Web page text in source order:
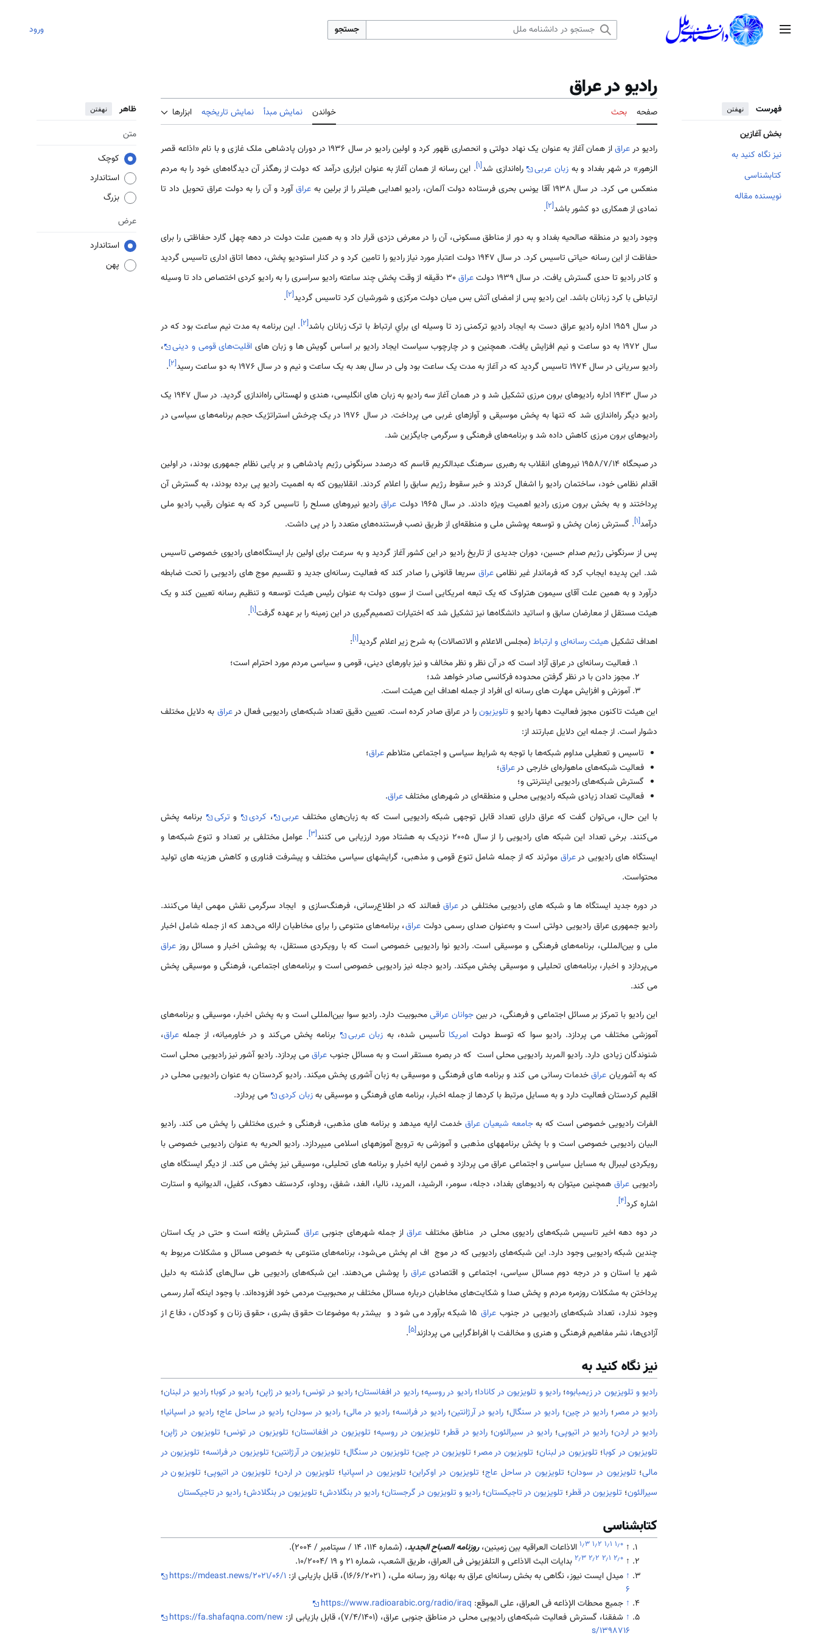
منوی اصلی جستجو ورود
فهرست نهفتن
بخش آغازین
نیز نگاه کنید به
کتابشناسی
نویسنده مقاله
رادیو در عراق
صفحه بحث خواندن نمایش مبدأ نمایش تاریخچه ابزارها ظاهر نهفتن
متن
کوچک
استاندارد
بزرگ
عرض
استاندارد
پهن
راديو درعراق
از همان آغاز به عنوان يک نهاد دولتی و انحصاری ظهور کرد و اولين راديو در سال 1936 در دوران پادشاهی ملک غازی و با نام «اذاعه قصر
الزهور» در شهر بغداد و بهزبان عربی راه‌اندازی شد[۱]. این رسانه از همان آغاز به عنوان ابزاری درآمد که دولت از رهگذر آن ديدگاه‌های خود را به مردم
منعکس می کرد. در سال 1938 آقا يونس بحری فرستاده دولت آلمان، راديو اهدايی هيلتر را از برلين به
عراقآورد و آن را به دولت عراق تحويل داد تا
نمادی از همکاری دو کشور باشد[۲]
.
وجود راديو در منطقه صالحيه بغداد و به دور از مناطق مسکونی، آن را در معرض دزدی قرار داد و به همين علت دولت در دهه چهل گارد حفاظتی را برای
حفاظت از اين رسانه حياتی تاسيس کرد. در سال 1947 دولت اعتبار مورد نياز راديو را تامين کرد و در کنار استوديو پخش، ده‌ها اتاق اداری تاسيس گرديد
و کادر راديو تا حدی گسترش يافت. در سال 1939 دولت
عراق
30 دقيقه از وقت پخش چند ساعته راديو سراسری را به راديو کردی اختصاص داد تا وسيله
ارتباطی با کرد زبانان باشد. اين راديو پس از امضای آتش بس ميان دولت مرکزی و شورشيان کرد تاسيس گرديد[۲]
.
در سال 1959 اداره راديو عراق دست به ايجاد راديو ترکمنی زد تا وسيله ای براي ارتباط با ترک زبانان باشد [۲]. اين برنامه به مدت نيم ساعت بود که در
سال 1972 به دو ساعت و نيم افزايش يافت. همچنين و در چارچوب سياست ايجاد راديو بر اساس گويش ها و زبان های
اقليت‌های قومی و دينی
،
راديو سريانی در سال 1974 تاسيس گرديد که در آغاز به مدت يک ساعت بود ولی در سال بعد به يک ساعت و نيم و در سال 1976 به دو ساعت رسيد
[۲]
.
در سال 1943 اداره راديوهای برون مرزی تشکيل شد و در همان آغاز سه راديو به زبان های انگليسی، هندی و لهستانی راه‌اندازی گرديد. در سال 1947 يک
راديو ديگر راه‌اندازی شد که تنها به پخش موسيقی و آوازهای غربی می پرداخت. در سال 1976 در يک چرخش استراتژيک حجم برنامه‌های سياسی در
راديوهای برون مرزی کاهش داده شد و برنامه‌های فرهنگی و سرگرمی جايگزين شد.
در صبحگاه 1958/7/14 نيروهای انقلاب به رهبری سرهنگ عبدالکريم قاسم که درصدد سرنگونی رژيم پادشاهی و بر پايی نظام جمهوری بودند، در اولين
اقدام نظامی خود، ساختمان راديو را اشغال کردند و خبر سقوط رژيم سابق را اعلام کردند. انقلابيون که به اهميت راديو پی برده بودند، به گسترش آن
پرداختند و به بخش برون مرزی راديو اهميت ويژه دادند. در سال 1965 دولت
عراقراديو نيروهای مسلح را تاسيس کرد که به عنوان رقيب راديو ملی
درآمد[۱]. گسترش زمان پخش و توسعه پوشش ملی و منطقه‌ای از طريق نصب فرستنده‌های متعدد را در پی داشت.
پس از سرنگونی رژيم صدام حسين، دوران جديدی از تاريخ راديو در اين کشور آغاز گرديد و به سرعت برای اولين بار ايستگاه‌های راديوی خصوصی تاسيس
شد. اين پديده ايجاب کرد که فرماندار غير نظامیعراق سريعا قانونی را صادر کند که فعاليت رسانه‌ای جديد و تقسيم موج های راديويی را تحت ضابطه
درآورد و به همين علت آقای سيمون هتراوک که يک تبعه امريکايی است از سوی دولت به عنوان رئيس هيئت توسعه و تنظيم رسانه تعيين کند و يک
هيئت مستقل از معارضان سابق و اساتيد دانشگاه‌ها نيز تشکيل شد که اختيارات تصميم‌گيری در اين زمينه را بر عهده گرفت[۱]
.
اهداف تشکيلهيئت رسانه‌ای و ارتباط (مجلس الاعلام و الاتصالات) به شرح زير اعلام گرديد[۱]
:
فعاليت رسانه‌ای در عراق آزاد است که در آن نظر و نظر مخالف و نيز باورهای دينی، قومی و سياسی مردم مورد احترام است؛
مجوز دادن با در نظر گرفتن محدوده فرکانسی صادر خواهد شد؛
آموزش و افزايش مهارت های رسانه ای افراد از جمله اهداف اين هيئت است.
اين هيئت تاکنون مجوز فعالیت دهها راديو و تلويزيونرا در عراق صادر کرده است. تعیین دقیق تعداد شبکه‌های رادیویی فعال درعراق به دلایل مختلف
دشوار است. از جمله این دلایل عبارتند از:
تاسیس و تعطیلی مداوم شبکه‌ها با توجه به شرایط سیاسی و اجتماعی متلاطمعراق؛
فعالیت شبکه‌های ماهواره‌ای خارجی درعراق؛
گسترش شبکه‌های رادیویی اینترنتی و؛
فعالیت تعداد زیادی شبکه رادیویی محلی و منطقه‌ای در شهرهای مختلفعراق.
با این حال، می‌توان گفت که عراق دارای تعداد قابل توجهی شبکه رادیویی است که به زبان‌های مختلفعربی ، کردی و ترکی
برنامه پخش
می‌کنند. برخی تعداد این شبکه های رادیویی را از سال 2005 نزدیک به هشتاد مورد ارزیابی می­ کنند
[۳]. عوامل مختلفی بر تعداد و تنوع شبکه‌ها و
ایستگاه های رادیویی درعراق موثرند که از جمله شامل تنوع قومی و مذهبی، گرایشهای سیاسی مختلف و پیشرفت فناوری و کاهش هزینه های تولید
محتواست.
در دوره جدید ایستگاه ها و شبکه ­های رادیویی مختلفی درعراقفعالند که در اطلاع‌رسانی، فرهنگ‌سازی و ایجاد سرگرمی نقش مهمی ایفا می‌کنند.
رادیو جمهوری عراق رادیویی دولتی است و به‌عنوان صدای رسمی دولتعراق، برنامه‌های متنوعی را برای مخاطبان ارائه می‌دهد که از جمله شامل اخبار
ملی و بین‌المللی، برنامه‌های فرهنگی و موسیقی است. رادیو نوا رادیویی خصوصی است که با رویکردی مستقل، به پوشش اخبار و مسائل روز عراق
می‌پردازد و اخبار، برنامه‌های تحلیلی و موسیقی پخش می­کند. رادیو دجله نیز رادیویی خصوصی است و برنامه‌های اجتماعی، فرهنگی و موسیقی پخش
می کند.
این رادیو با تمرکز بر مسائل اجتماعی و فرهنگی، در بینجوانان عراقیمحبوبیت دارد. رادیو سوا بین‌المللی است و به پخش اخبار، موسیقی و برنامه‌های
آموزشی مختلف می ­پردازد. رادیو سوا که توسط دولت امریکا تأسیس شده، به زبان عربی برنامه پخش می‌کند و در خاورمیانه، از جمله عراق،
شنوندگان زیادی دارد. رادیو المربد رادیویی محلی است که در بصره مستقر است و به مسائل جنوب عراقمی ­پردازد. رادیو آشور نیز رادیویی محلی است
که به آشوریان عراقخدمات رسانی می­ کند و برنامه های فرهنگی و موسیقی به زبان آشوری پخش می­کند. رادیو کردستان به عنوان رادیویی محلی در
اقلیم کردستان فعالیت دارد و به مسایل مرتبط با کردها از جمله اخبار، برنامه های فرهنگی و موسیقی بهزبان کردی می ­پردازد.
الفرات رادیویی خصوصی است که بهجامعه شیعیان عراق خدمت ارایه می­دهد و برنامه ­های مذهبی، فرهنگی و خبری مختلفی را پخش می ­کند. رادیو
البیان رادیویی خصوصی است و با پخش برنامه­های مذهبی و آموزشی به ترویج آموزه­های اسلامی می­پردازد. رادیو الحریه به عنوان رادیویی خصوصی با
رویکردی لیبرال به مسایل سیاسی و اجتماعی عراق می ­پردازد و ضمن ارایه اخبار و برنامه ­های تحلیلی، موسیقی نیز پخش می­ کند. از دیگر ایستگاه های
رادیوییعراق همچنین می­توان به رادیوهای بغداد، دجله، سومر، الرشید، المرید، نالیا، الغد، شفق، روداو، کردستف دهوک، کفیل، الدیوانیه و استارت
اشاره کرد[۴]
.
در دوه دهه اخیر تاسیس شبکه‌های رادیوی محلی در مناطق مختلف عراقاز جمله شهرهای جنوبیعراق گسترش یافته است و حتی در یک استان
چندین شبکه رادیویی وجود دارد. این شبکه‌های رادیویی که در موج اف ام پخش می‌شود، برنامه‌های متنوعی به خصوص مسائل و مشکلات مربوط به
شهر یا استان و در درجه دوم مسائل سیاسی، اجتماعی و اقتصادیعراق را پوشش می‌دهند. این شبکه‌های رادیویی طی سال‌های گذشته به دلیل
پرداختن به مشکلات روزمره مردم و پخش صدا و شکایت‌های مخاطبان درباره مسائل مختلف بر محبوبیت مردمی خود افزوده‌اند. با وجود اینکه آمار رسمی
وجود ندارد، تعداد شبکه‌های رادیویی در جنوب عراق
15 شبکه برآورد می شود و بیشتر به موضوعات حقوق بشری، حقوق زنان و کودکان، دفاع از
آزادی‌ها، نشر مفاهیم فرهنگی و هنری و مخالفت با افراط‌گرایی می پردازند[۵]
.
نیز نگاه کنید به
رادیو و تلویزیون در زیمبابوه؛رادیو و تلویزیون در کانادا؛رادیو در روسیه؛رادیو در افغانستان؛رادیو در تونس؛ رادیو در ژاپن؛ رادیو در کوبا؛رادیو در لبنان؛
رادیو در مصر؛ رادیو در چین؛ رادیو در سنگال؛ رادیو در آرژانتین؛رادیو در فرانسه؛رادیو در مالی؛رادیو در سودان؛رادیو در ساحل عاج؛رادیو در اسپانیا؛
رادیو در اردن؛ رادیو در اتیوپی؛ رادیو در سیرالئون؛رادیو در قطر؛ تلویزیون در روسیه؛ تلویزیون در افغانستان؛ تلویزیون در تونس؛ تلویزیون در ژاپن؛
تلویزیون در کوبا؛ تلویزیون در لبنان؛ تلویزیون در مصر؛ تلویزیون در چین؛ تلویزیون در سنگال؛ تلویزیون در آرژانتین؛ تلویزیون در فرانسه؛ تلویزیون در
مالی؛ تلویزیون در سودان؛ تلویزیون در ساحل عاج؛ تلویزیون در اوکراین؛ تلویزیون در اسپانیا؛ تلویزیون در اردن؛ تلویزیون در اتیوپی؛ تلویزیون در
سیرالئون؛ تلویزیون در قطر؛ تلویزیون در تاجیکستان؛ رادیو و تلویزیون در گرجستان؛ رادیو در بنگلادش؛ تلویزیون در بنگلادش؛ رادیو در تاجیکستان
کتابشناسی
↑ ۱٫۰ ۱٫۱ ۱٫۲ ۱٫۳ الاذاعات العراقيه بين زمينين،روزنامه الصباح الجديد، (شماره 114، 14 / سپتامبر / 2004).
↑ ۲٫۰ ۲٫۱ ۲٫۲ ۲٫۳ بدايات البث الاذاعی و التلفزيونی فی العراق، طريق الشعب، شماره 21 و 19 /10/2004.
↑ میدل ایست نیوز، نگاهی به بخش رسانه‌ای عراق به بهانه روز رسانه ملی، ( 16/6/2021)، قابل بازیابی از:
https://mdeast.news/2021/06/1
6
↑ جميع محطات الإذاعه فی العراق، علی الموقع: https://www.radioarabic.org/radio/iraq
↑ شفقنا، گسترش فعالیت شبکه‌های رادیویی محلی در مناطق جنوبی عراق، (7/4/1401)، قابل بازیابی از:
https://fa.shafaqna.com/new
s/1398716